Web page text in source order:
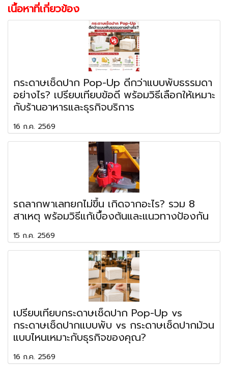
เนื้อหาที่เกี่ยวข้อง
กระดาษเช็ดปาก Pop-Up ดีกว่าแบบพับธรรมดา
อย่างไร? เปรียบเทียบข้อดี พร้อมวิธีเลือกให้เหมาะ
กับร้านอาหารและธุรกิจบริการ
16 ก.ค. 2569
รถลากพาเลทยกไม่ขึ้น เกิดจากอะไร? รวม 8
สาเหตุ พร้อมวิธีแก้เบื้องต้นและแนวทางป้องกัน
15 ก.ค. 2569
เปรียบเทียบกระดาษเช็ดปาก Pop-Up vs
กระดาษเช็ดปากแบบพับ vs กระดาษเช็ดปากม้วน
แบบไหนเหมาะกับธุรกิจของคุณ?
16 ก.ค. 2569